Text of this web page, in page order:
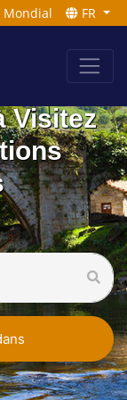
Mondial FR
Visitez